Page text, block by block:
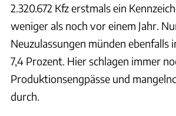
2.320.672 Kfz erstmals ein
weniger als noch vor einem Jahr.
Neuzulassungen münden ebenfalls
7,4 Prozent. Hier schlagen immer
Produktionsengpässe und
durch.